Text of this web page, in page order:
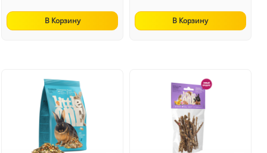
В Корзину В Корзину